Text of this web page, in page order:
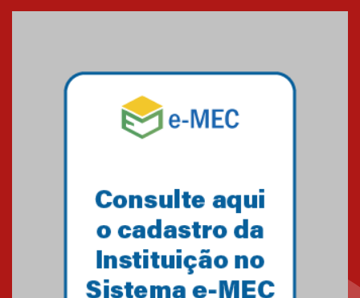
Mackenzie mobiliza campanha
solidária para apoiar famílias em
Minas Gerais
Primeiro culto do ano ressalta o
27.02.2026